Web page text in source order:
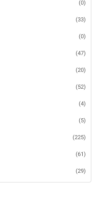
(0)
(33)
(0)
(47)
(20)
(52)
(4)
(5)
(225)
(61)
(29)